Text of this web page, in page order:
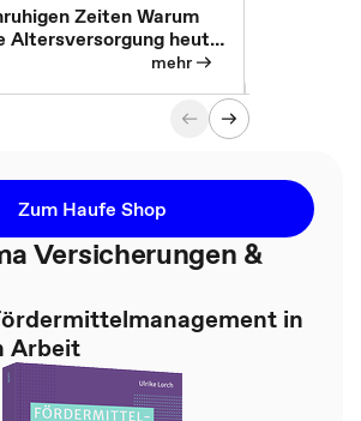
Zeiten Warum
Altersversorgung heute
mehr
Zum Haufe Shop
Versicherungen &
in
Arbeit